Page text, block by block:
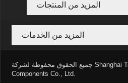
المزيد من المنتجات
المزيد من الخدمات
جميع الحقوق محفوظة لشركة Shanghai Tablet Press Mechanical
Components Co., Ltd.